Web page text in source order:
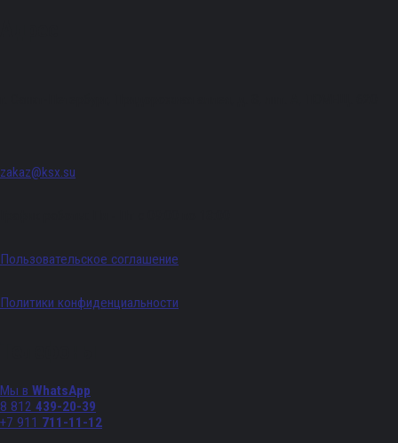
zakaz@ksx.su
Пользовательское соглашение
Политики конфиденциальности
Мы в WhatsApp
8 812 439-20-39
+7 911 711-11-12